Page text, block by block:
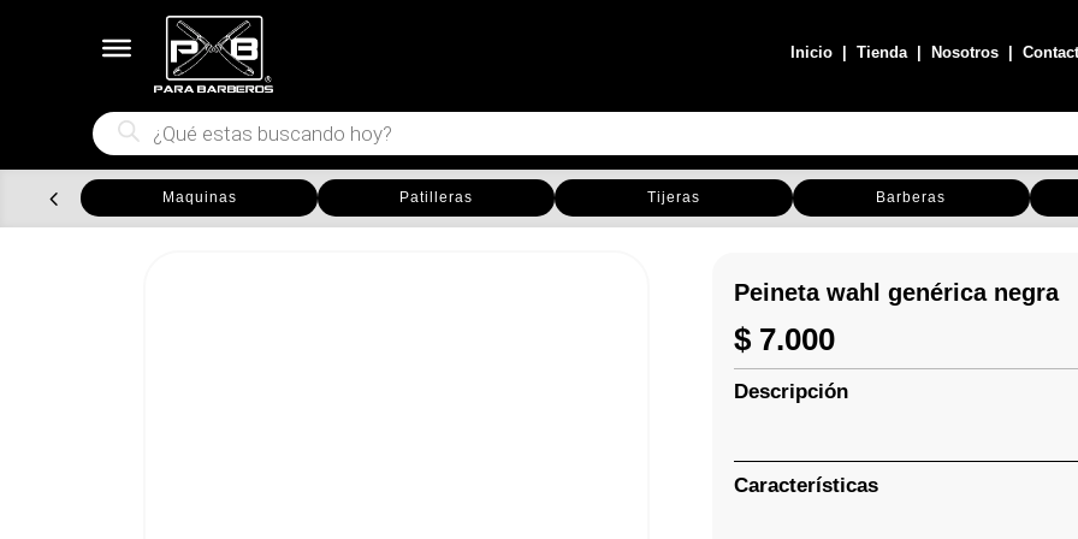
Inicio |Tienda| Nosotros |
Búsqueda
de
productos
Maquinas Patilleras Tijeras Barberas
Peineta wahl genérica negra
$ 7.000
Descripción
Características